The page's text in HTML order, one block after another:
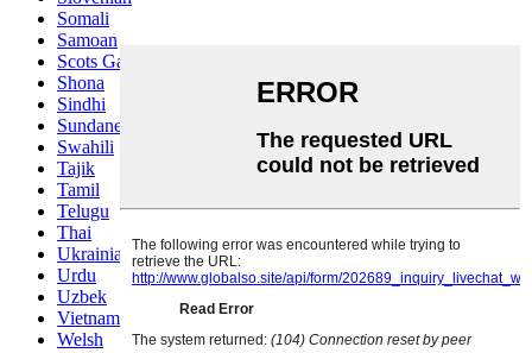
Somali
Samoan
Scots Gaelic
Shona
Sindhi
Sundanese
Swahili
Tajik
Tamil
Telugu
Thai
Ukrainian
Urdu
Uzbek
Vietnamese
Welsh